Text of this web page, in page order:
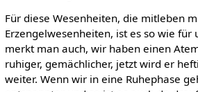
Für diese Wesenheiten, die mitleben
Erzengelwesenheiten, ist es so wie für
merkt man auch, wir haben einen
ruhiger, gemächlicher, jetzt wird er
weiter. Wenn wir in eine Ruhephase